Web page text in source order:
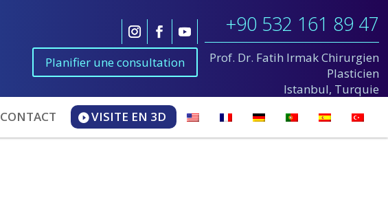
Planifier une consultation
+90 532 161 89 47
Prof. Dr. Fatih Irmak Chirurgien
Plasticien
Istanbul, Turquie
CONTACT VISITE EN 3D